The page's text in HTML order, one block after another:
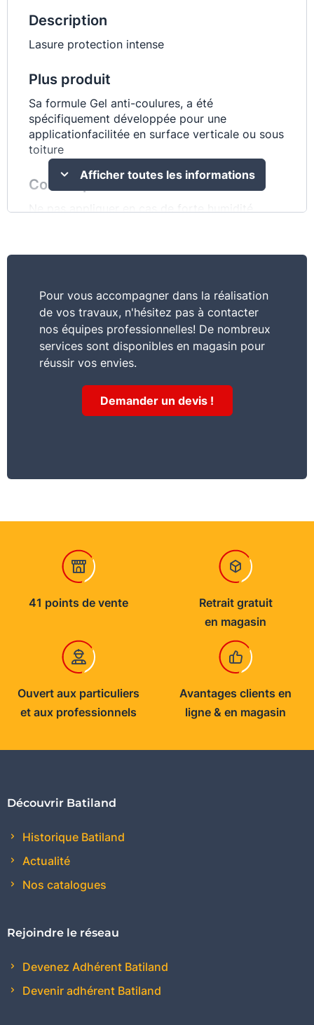
Description
Lasure protection intense
Plus produit
Sa formule Gel anti-coulures, a été
spécifiquement développée pour une
applicationfacilitée en surface verticale ou sous
toiture
Conseil pro
Ne pas appliquer en cas de forte humidité
Caractéristiques
Bonne prise au pinceau - Texture gel sans
coulures
Commentaire
pour les bois extérieurs
Conservation stockage
Conserver dans son emballage hermétique
d’origine : 5°C < T°C < 35°C
Afficher toutes les informations
Pour vous accompagner dans la réalisation
de vos travaux, n'hésitez pas à contacter
nos équipes professionnelles! De nombreux
services sont disponibles en magasin pour
réussir vos envies.
Demander un devis !
41 points de vente
Retrait gratuit
en magasin
Ouvert aux particuliers
et aux professionnels
Avantages clients en
ligne & en magasin
Découvrir Batiland
Historique Batiland
Actualité
Nos catalogues
Rejoindre le réseau
Devenez Adhérent Batiland
Devenir adhérent Batiland